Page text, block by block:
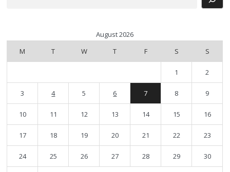
August 2026
M
T W T F S S
1 2
3 4 5 6 7 8 9
10 11 12 13 14 15 16
17 18 19 20 21 22 23
24 25 26 27 28 29 30